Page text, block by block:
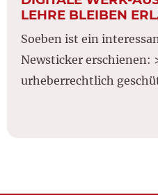
LEHRE BLEIBEN
Soeben ist ein
Newsticker erschienen:
urheberrechtlich